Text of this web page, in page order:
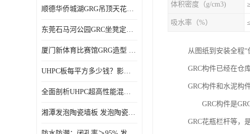
顺德华侨城湖GRG吊顶天花GRG材料定制厂家饰纪上品
东莞石马河公园GRC坐凳定制选择广东饰纪上品GRC构件厂家
厦门新体育比赛馆GRG造型 GRG材料 广东GRG厂家
UHPC板每平方多少钱？影响价格的关键因素解析
全面剖析UHPC超高性能混凝土：优势显著，劣势何在？
湘潭发泡陶瓷墙板 发泡陶瓷装饰构件 轻质高强：密度低但抗压强度高
体积密度（g/cm3)
吸水率（%）
从图纸到安装全程
GRC构件已经在仓
GRC构件和水泥构
GRC构件是GRC
GRC花瓶栏杆等，